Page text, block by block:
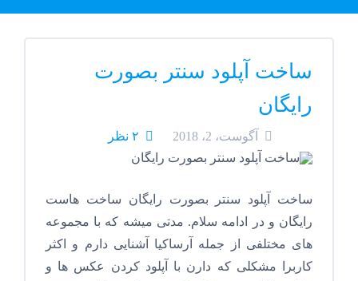
ساخت آپلود سنتر بصورت
رایگان
آگوست، 2، 2018 ۲ نظر
ساخت آپلود سنتر بصورت رایگان ساخت هاست
رایگان و در ادامه سلام. مدتی میشه که با مجموعه
های مختلفی از جمله آرساکیا آشنایی دارم و اکثر
کاربرا مشکلی که دارن با آپلود کردن عکس ها و